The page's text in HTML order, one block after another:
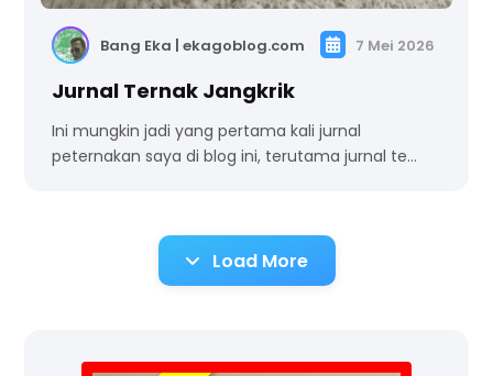
Bang Eka | ekagoblog.com 7 Mei 2026
Jurnal Ternak Jangkrik
Ini mungkin jadi yang pertama kali jurnal
peternakan saya di blog ini, terutama jurnal te…
Load More